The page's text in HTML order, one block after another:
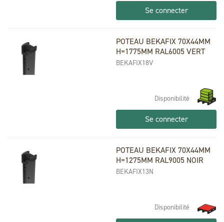
Se connecter
POTEAU BEKAFIX 70X44MM
H=1775MM RAL6005 VERT
BEKAFIX18V
Disponibilité
Se connecter
POTEAU BEKAFIX 70X44MM
H=1275MM RAL9005 NOIR
BEKAFIX13N
Disponibilité